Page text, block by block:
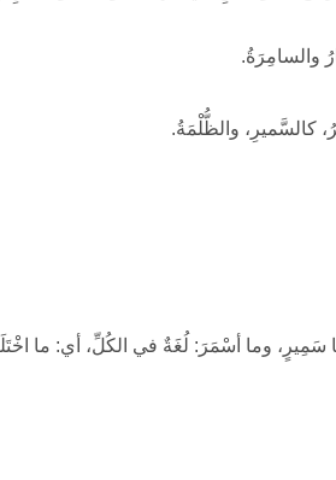
والسامِرَةُ.
كالسَّميرِ، والظُّلْمَةُ.
سَمِيرٍ، وما أسْمَرَ: لُغَةٌ في الكُلِّ، أي: ما